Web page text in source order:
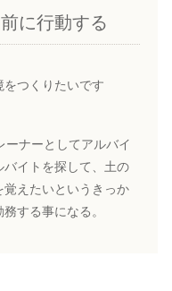
に行動する
つくりたいです
ーナーとしてアルバイ
バイトを探して、土の
えたいというきっか
する事になる。